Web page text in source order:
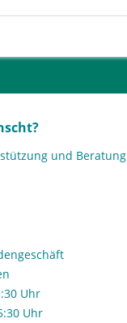
und Beratung
Uhr
Uhr